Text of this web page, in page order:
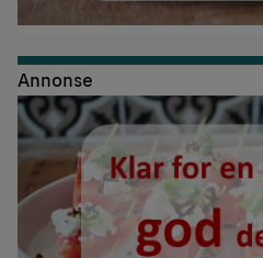
Annonse